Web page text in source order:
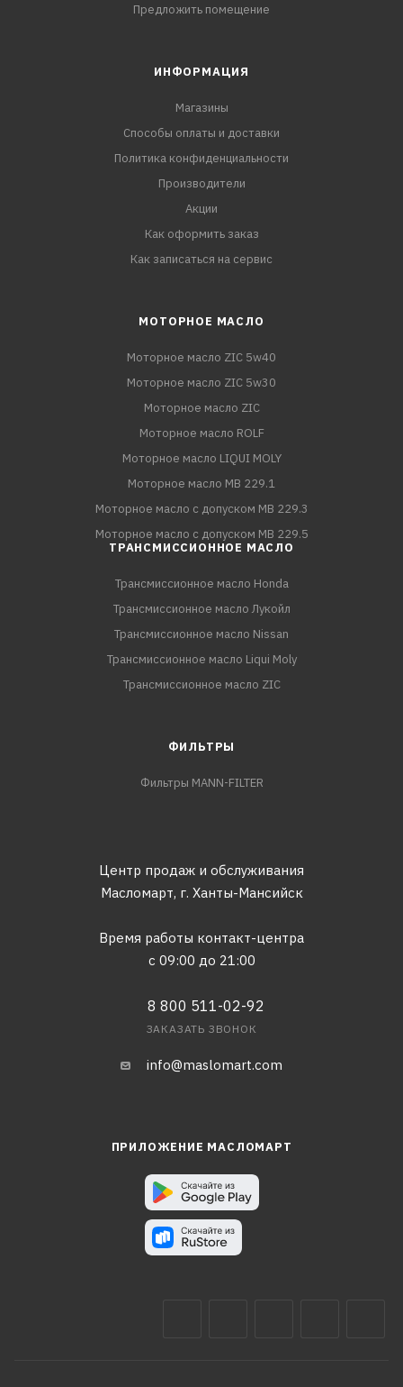
Предложить помещение
ИНФОРМАЦИЯ
Магазины
Способы оплаты и доставки
Политика конфиденциальности
Производители
Акции
Как оформить заказ
Как записаться на сервис
МОТОРНОЕ МАСЛО
Моторное масло ZIC 5w40
Моторное масло ZIC 5w30
Моторное масло ZIC
Моторное масло ROLF
Моторное масло LIQUI MOLY
Моторное масло MB 229.1
Моторное масло с допуском MB 229.3
Моторное масло с допуском MB 229.5
ТРАНСМИССИОННОЕ МАСЛО
Трансмиссионное масло Honda
Трансмиссионное масло Лукойл
Трансмиссионное масло Nissan
Трансмиссионное масло Liqui Moly
Трансмиссионное масло ZIC
ФИЛЬТРЫ
Фильтры MANN-FILTER
Центр продаж и обслуживания
Масломарт, г. Ханты-Мансийск
Время работы контакт-центра
с 09:00 до 21:00
8 800 511-02-92
ЗАКАЗАТЬ ЗВОНОК
info@maslomart.com
ПРИЛОЖЕНИЕ МАСЛОМАРТ